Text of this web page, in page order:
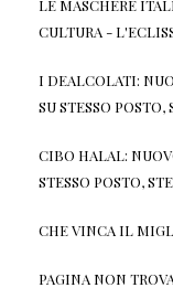
LE MASCHERE
CULTURA -
I DEALCOLATI:
SUSTESSO POSTO,
CIBO HALAL:
STESSO POSTO,
CHE VINCA IL
PAGINA NON